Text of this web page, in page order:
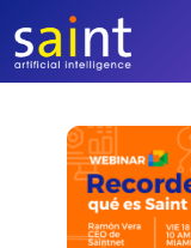
contenido